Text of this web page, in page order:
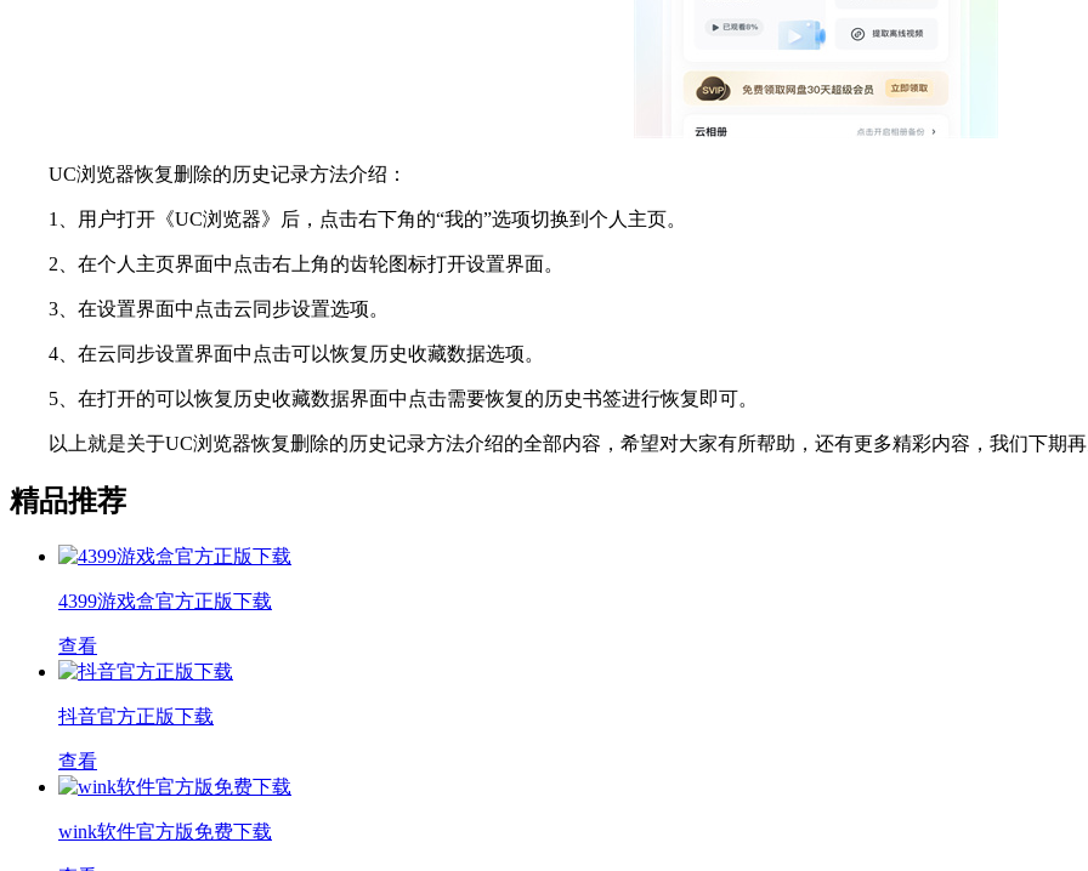
UC浏览器恢复删除的历史记录方法介绍：
1、用户打开《UC浏览器》后，点击右下角的“我的”选项切换到个人主页。
2、在个人主页界面中点击右上角的齿轮图标打开设置界面。
3、在设置界面中点击云同步设置选项。
4、在云同步设置界面中点击可以恢复历史收藏数据选项。
5、在打开的可以恢复历史收藏数据界面中点击需要恢复的历史书签进行恢复即可。
以上就是关于UC浏览器恢复删除的历史记录方法介绍的全部内容，希望对大家有所帮助，还有更多精彩内容，我们下期
精品推荐
4399游戏盒官方正版下载
查看
抖音官方正版下载
查看
wink软件官方版免费下载